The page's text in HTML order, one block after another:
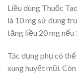
Liều dùng Thuốc
là 10 mg sử dụng
tăng liều 20 mg nếu
Tác dụng phụ có
xung huyết mũi.